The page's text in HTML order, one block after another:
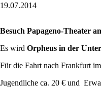
19.07.2014
Besuch Papageno-Theater
Es wird Orpheus in der
Für die Fahrt nach Frankfurt
Jugendliche ca. 20 € und